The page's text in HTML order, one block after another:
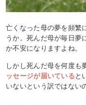
亡くなった母の夢を頻繁
うか。死んだ母が毎日夢
か不安になりますよね。
しかし死んだ母を何度も
ッセージが届いていると
いないという訳ではない